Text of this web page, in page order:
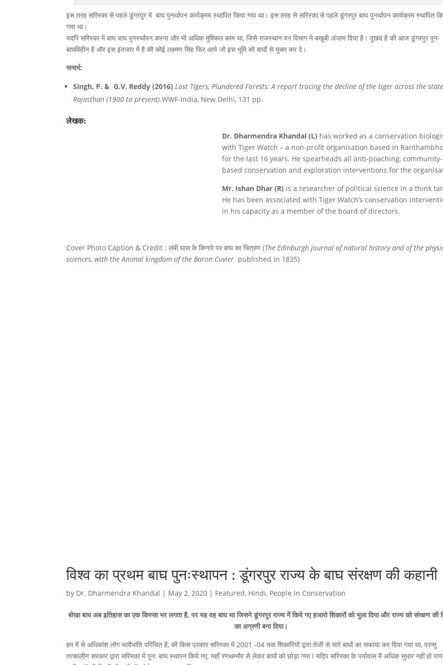
इस तरह सरिस्का से पहले डूंगरपुर में बाघ पुनर्थापन कार्यक्रम स्थापित किया गया था। इस तरह से सरिस्का से पहले डूंगरपुर बाघ पुनर्थापन कार्यक्रम स्थापित
गया था।
यदपि सरिस्का में बाघ बाघ पुनर्स्थापन करना और भी अधिक मुश्किल काम था, जिसे राजस्थान वन विभाग ने बखूबी अंजाम दिया है। दुखद है की आज डूंगरपुर पुनः
बाघविहीन है और इस इंतजार में है की कोई लक्ष्मण सिंह फिर आये जो इस भूमि को बाघों से युक्त कर दे।
सन्दर्भ:
Singh, P. & G.V. Reddy (2016).Lost Tigers, Plundered Forests: A report tracing the decline of the tiger across the
Rajasthan (1900 to present).WWF-India, New Delhi, 131 pp.
लेखक:
Dr. Dharmendra Khandal (L) has worked as a conservation
with Tiger Watch – a non-profit organisation based in
for the last 16 years. He spearheads all anti-poaching, community-
based conservation and exploration interventions for the
Mr. Ishan Dhar (R) is a researcher of political science in a think
He has been associated with Tiger Watch’s conservation
in his capacity as a member of the board of directors.
Cover Photo Caption & Credit : लंबी घास के किनारे पर बाघ का चित्रण (The Edinburgh journal of natural history and of the
sciences, with the Animal kingdom of the Baron Cuvier published in 1835)
विश्व का प्रथम बाघ पुनःस्थापन : डूंगरपुर राज्य के बाघ संरक्षण की कहानी
by Dr. Dharmendra Khandal | May 2, 2020 | Featured, Hindi, People In Conservation
बोखा बाघ अब इतिहास का एक किस्सा भर लगता है, पर यह वह बाघ था जिसने डूंगरपुर राज्य में किये गए हजारो शिकारों को भुला दिया और राज्य को संरक्षण की
का अग्रणी बना दिया।
हम में से अधिकांश लोग भलीभांति परिचित है, की किस प्रकार सरिस्का में 2001 -04 तक शिकारियों द्वारा तेजी से सारे बाघों का सफाया कर दिया गया था, परन्तु
तत्कालीन सरकार द्वारा सरिस्का में पुनः बाघ स्थापन किये गए, यहाँ रणथम्भौर से लेकर बाघों को छोड़ा गया I यद्पि सरिस्का के पर्यावास में अधिक सुधार नहीं हो